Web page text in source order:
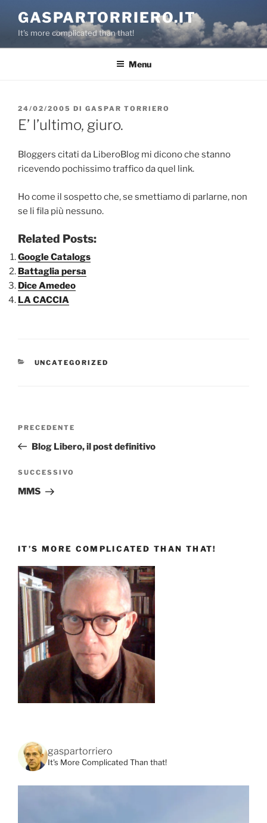
contenuto
GASPARTORRIERO.IT
It's more complicated than that!
Menu
PUBBLICATO
IL
24/02/2005 DI GASPAR TORRIERO
E’ l’ultimo, giuro.
Bloggers citati da LiberoBlog mi dicono che stanno
ricevendo pochissimo traffico da quel link.
Ho come il sospetto che, se smettiamo di parlarne, non
se li fila più nessuno.
Related Posts:
Google Catalogs
Battaglia persa
Dice Amedeo
LA CACCIA
CATEGORIE
UNCATEGORIZED
Articolo
precedente:
PRECEDENTE
Blog Libero, il post definitivo
Articolo
successivo
SUCCESSIVO
MMS
IT’S MORE COMPLICATED THAN THAT!
gaspartorriero
It's More Complicated Than that!